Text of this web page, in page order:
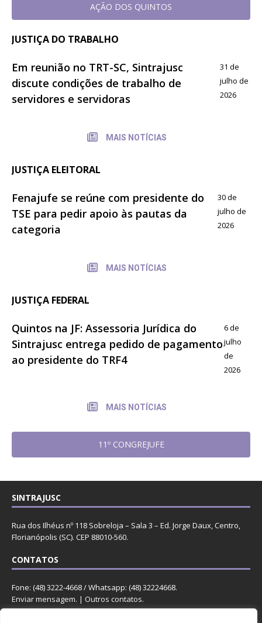
AÇÃO DOS QUINTOS
JUSTIÇA DO TRABALHO
Em reunião no TRT-SC, Sintrajusc
discute condições de trabalho de
servidores e servidoras
31 de
julho de
2026
MAIS NOTÍCIAS
JUSTIÇA ELEITORAL
Fenajufe se reúne com presidente do
TSE para pedir apoio às pautas da
categoria
30 de
julho de
2026
MAIS NOTÍCIAS
JUSTIÇA FEDERAL
Quintos na JF: Assessoria Jurídica do
Sintrajusc entrega pedido de pagamento
ao presidente do TRF4
6 de
julho
de
2026
MAIS NOTÍCIAS
11º CONGREJUFE
SINTRAJUSC
Rua dos Ilhéus nº 118 Sobreloja – Sala 3 – Ed. Jorge Daux, Centro,
Florianópolis (SC). CEP 88010-560.
CONTATOS
Fone: (48) 3222-4668 / Whatsapp: (48) 32224668.
Enviar mensagem. | Outros contatos.